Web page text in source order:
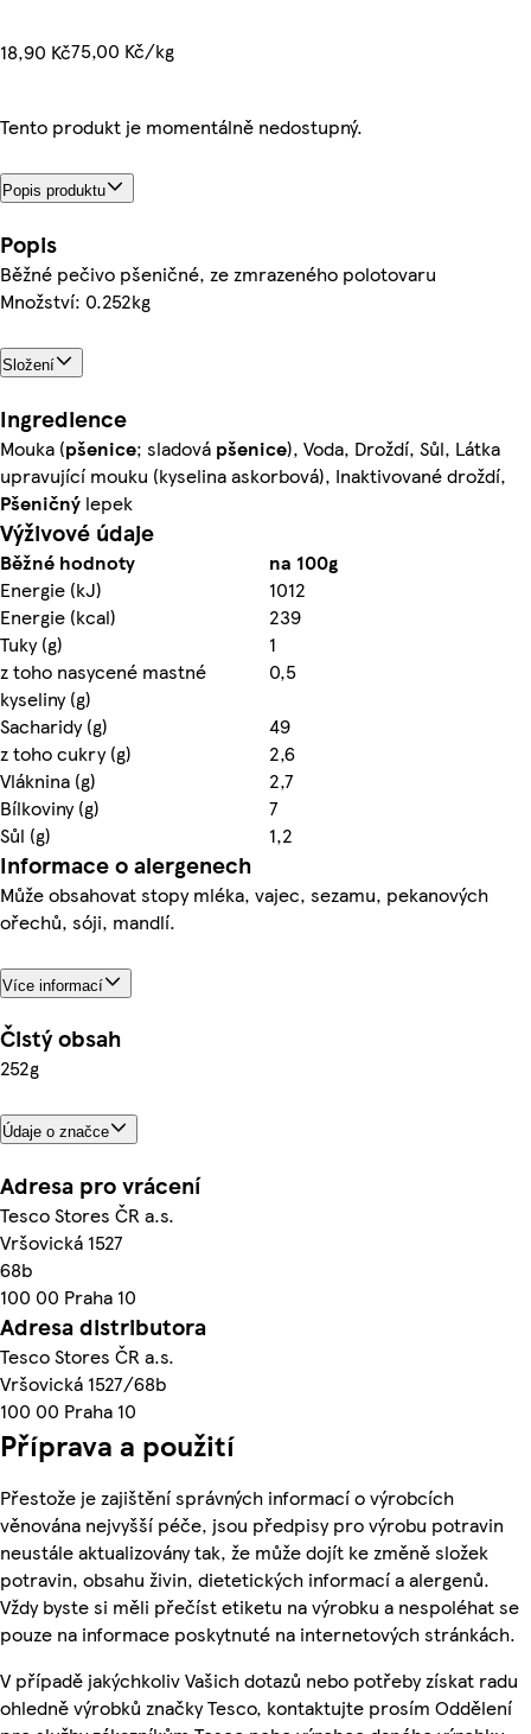
18,90 Kč75,00 Kč/kg
Tento produkt je momentálně nedostupný.
Popis produktu
Popis
Běžné pečivo pšeničné, ze zmrazeného polotovaru
Množství: 0.252kg
Složení
Ingredience
Mouka (pšenice; sladová pšenice), Voda, Droždí, Sůl, Látka
upravující mouku (kyselina askorbová), Inaktivované droždí,
Pšeničný lepek
Výživové údaje
Běžné hodnoty
na 100g
Energie (kJ)
1012
Energie (kcal)
239
Tuky (g)
1
z toho nasycené mastné
kyseliny (g)
0,5
Sacharidy (g)
49
z toho cukry (g)
2,6
Vláknina (g)
2,7
Bílkoviny (g)
7
Sůl (g)
1,2
Informace o alergenech
Může obsahovat stopy mléka, vajec, sezamu, pekanových
ořechů, sóji, mandlí.
Více informací
Čistý obsah
252g
Údaje o značce
Adresa pro vrácení
Tesco Stores ČR a.s.
Vršovická 1527
68b
100 00 Praha 10
Adresa distributora
Tesco Stores ČR a.s.
Vršovická 1527/68b
100 00 Praha 10
Příprava a použití
Přestože je zajištění správných informací o výrobcích
věnována nejvyšší péče, jsou předpisy pro výrobu potravin
neustále aktualizovány tak, že může dojít ke změně složek
potravin, obsahu živin, dietetických informací a alergenů.
Vždy byste si měli přečíst etiketu na výrobku a nespoléhat se
pouze na informace poskytnuté na internetových stránkách.
V případě jakýchkoliv Vašich dotazů nebo potřeby získat radu
ohledně výrobků značky Tesco, kontaktujte prosím Oddělení